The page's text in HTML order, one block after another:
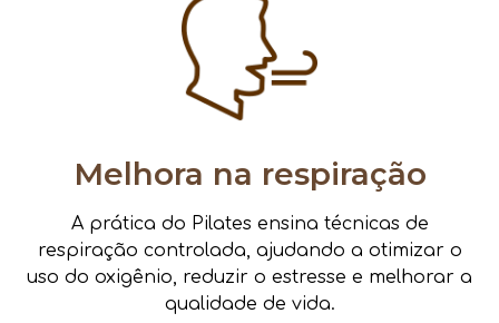
Melhora na respiração
A prática do Pilates ensina técnicas de
respiração controlada, ajudando a otimizar o
uso do oxigênio, reduzir o estresse e melhorar a
qualidade de vida.